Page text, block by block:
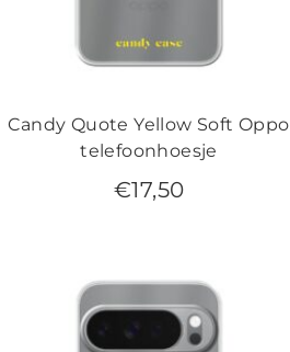
Candy Quote Yellow Soft Oppo
telefoonhoesje
€17,50